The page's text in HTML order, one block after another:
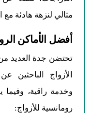
مثالي لنزهة هادئة مع
أفضل الأماكن
تحتضن جدة العديد من
الأزواج الباحثين
وخدمة راقية،
رومانسية للأزواج: